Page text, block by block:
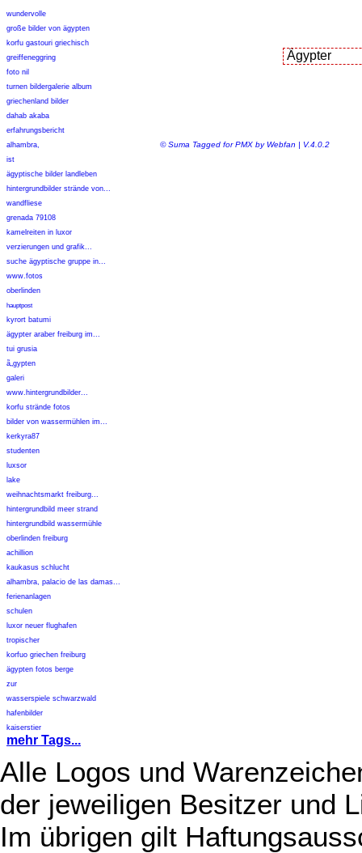
wundervolle
große bilder von ägypten
korfu gastouri griechisch
greiffeneggring
foto nil
turnen bildergalerie album
griechenland bilder
dahab akaba
erfahrungsbericht
alhambra,
ist
ägyptische bilder landleben
hintergrundbilder strände von...
wandfliese
grenada 79108
kamelreiten in luxor
verzierungen und grafik...
suche ägyptische gruppe in...
www.fotos
oberlinden
hauptpost
kyrort batumi
ägypter araber freiburg im...
tui grusia
ã„gypten
galeri
www.hintergrundbilder...
korfu strände fotos
bilder von wassermühlen im...
kerkyra87
studenten
luxsor
lake
weihnachtsmarkt freiburg...
hintergrundbild meer strand
hintergrundbild wassermühle
oberlinden freiburg
achillion
kaukasus schlucht
alhambra, palacio de las damas...
ferienanlagen
schulen
luxor neuer flughafen
tropischer
korfuo griechen freiburg
ägypten fotos berge
zur
wasserspiele schwarzwald
hafenbilder
kaiserstier
mehr Tags...
© Suma Tagged for PMX by Webfan | V.4.0.2
Alle Logos und
der jeweiligen Besitzer und
Im übrigen gilt